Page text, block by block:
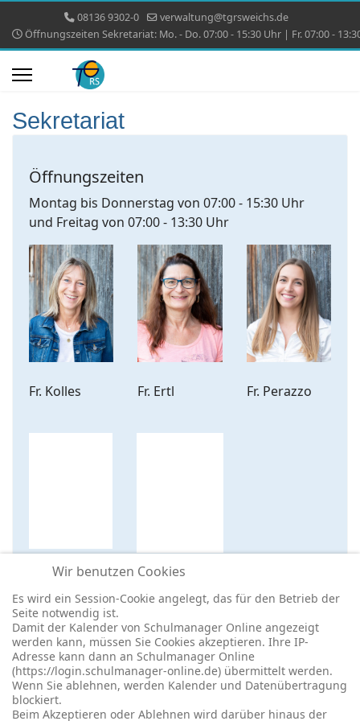
08136 9302-0
verwaltung@tgrsweichs.de
Öffnungszeiten Sekretariat: Mo. - Do. 07:00 - 15:30 Uhr | Fr. 07:00 -
Sekretariat
Öffnungszeiten
Montag bis Donnerstag von 07:00 - 15:30 Uhr
und Freitag von 07:00 - 13:30 Uhr
Fr. Kolles Fr. Ertl Fr. Perazzo
Fr. Fuchs
Fr.
Riedelsheimer
© 2026 -
Wir benutzen Cookies
Es wird ein Session-Cookie angelegt, das für den Betrieb der
Seite notwendig ist.
Damit der Kalender von Schulmanager Online angezeigt
werden kann, müssen Sie Cookies akzeptieren. Ihre IP-
Adresse kann dann an Schulmanager Online
(https://login.schulmanager-online.de) übermittelt werden.
Wenn Sie ablehnen, werden Kalender und Datenübertragung
blockiert.
Beim Akzeptieren oder Ablehnen wird darüber hinaus der